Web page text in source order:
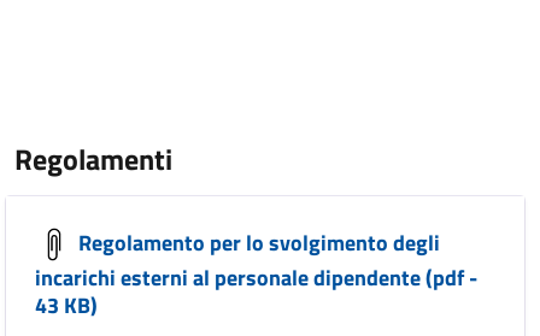
Regolamenti
Regolamento per lo svolgimento degli
incarichi esterni al personale dipendente (pdf -
43 KB)